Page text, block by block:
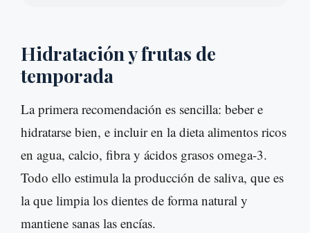
Hidratación y frutas de
temporada
La primera recomendación es sencilla: beber e
hidratarse bien, e incluir en la dieta alimentos ricos
en agua, calcio, fibra y ácidos grasos omega-3.
Todo ello estimula la producción de saliva, que es
la que limpia los dientes de forma natural y
mantiene sanas las encías.